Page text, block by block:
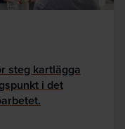
steg kartlägga
i det